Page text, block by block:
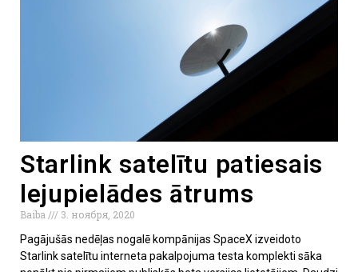
Starlink satelītu patiesais
lejupielādes ātrums
Baiba
3. ноября, 2020
Pagājušās nedēļas nogalē kompānijas SpaceX izveidoto
Starlink satelītu interneta pakalpojuma testa komplekti sāka